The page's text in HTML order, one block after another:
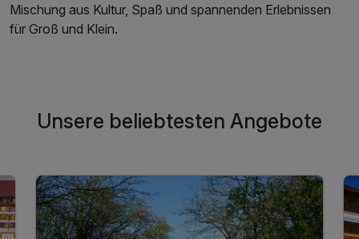
Mischung aus Kultur, Spaß und spannenden Erlebnissen
für Groß und Klein.
Unsere beliebtesten Angebote